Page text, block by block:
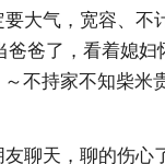
要大气，宽容、不
爸爸了，看着媳
不持家不知柴米
友聊天，聊的伤心